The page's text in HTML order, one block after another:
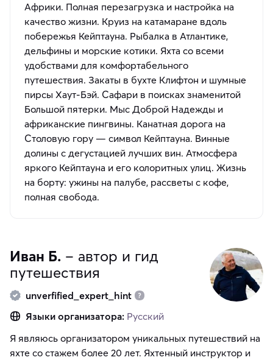
Африки. Полная перезагрузка и настройка на
качество жизни. Круиз на катамаране вдоль
побережья Кейптауна. Рыбалка в Атлантике,
дельфины и морские котики. Яхта со всеми
удобствами для комфортабельного
путешествия. Закаты в бухте Клифтон и шумные
пирсы Хаут-Бэй. Сафари в поисках знаменитой
Большой пятерки. Мыс Доброй Надежды и
африканские пингвины. Канатная дорога на
Столовую гору — символ Кейптауна. Винные
долины с дегустацией лучших вин. Атмосфера
яркого Кейптауна и его колоритных улиц. Жизнь
на борту: ужины на палубе, рассветы с кофе,
полная свобода.
Иван Б. – автор и гид
путешествия
unverfified_expert_hint
Языки организатора: Русский
Я являюсь организатором уникальных путешествий на
яхте со стажем более 20 лет. Яхтенный инструктор и